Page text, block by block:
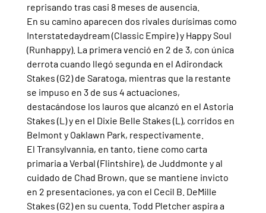
reprisando tras casi 8 meses de ausencia.
En su camino aparecen dos rivales durísimas como
Interstatedaydream (Classic Empire) y Happy Soul
(Runhappy). La primera venció en 2 de 3, con única
derrota cuando llegó segunda en el Adirondack
Stakes (G2) de Saratoga, mientras que la restante
se impuso en 3 de sus 4 actuaciones,
destacándose los lauros que alcanzó en el Astoria
Stakes (L) y en el Dixie Belle Stakes (L), corridos en
Belmont y Oaklawn Park, respectivamente.
El Transylvannia, en tanto, tiene como carta
primaria a Verbal (Flintshire), de Juddmonte y al
cuidado de Chad Brown, que se mantiene invicto
en 2 presentaciones, ya con el Cecil B. DeMille
Stakes (G2) en su cuenta. Todd Pletcher aspira a